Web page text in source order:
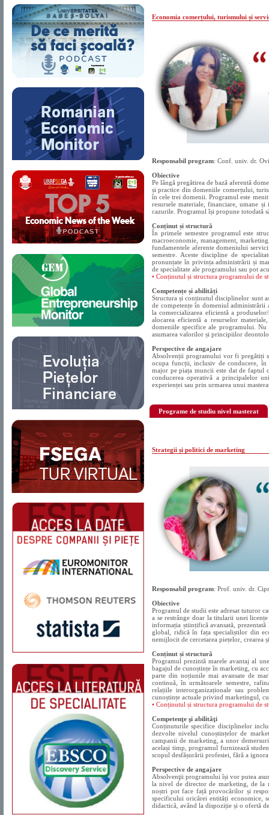
Economia comerțului, turismului și
Responsabil program: Conf. univ. dr.
Obiective
Pe lângă pregătirea de bază aferentă
și practice din domeniile comerțului,
în cele trei domenii. Programul este
resursele materiale, financiare, umane
cazurile. Programul își propune totodată
Conținut și structură
În primele semestre programul este
macroeconomie, management,
fundamentele aferente domeniului
semestre. Aceste discipline de
pronunțate în privința administrării și
de specialitate ale programului sau pot
• Conținutul și structura programului de
Competențe și abilități
Structura și conținutul disciplinelor sunt
de competențe în domeniul administrării
la comercializarea eficientă a
alocarea eficientă a resurselor
domeniile specifice ale programului.
asumarea valorilor și principiilor
Perspective de angajare
Absolvenții programului vor fi pregătiți
ocupa funcții, inclusiv de conducere,
major pe piața muncii este dat de faptul
conducerea operativă a principalelor
experienței sau prin urmarea unui
Programe de studiu nivel masterat
Strategii și politici de marketing
Responsabil program: Prof. univ. dr.
Obiective
Programul de studii este adresat tuturor
a se restrânge doar la titularii unei
informația științifică avansată,
global, ridică în fața specialiștilor din
nemijlocit de cercetarea piețelor, crearea
Conținut și structură
Programul prezintă marele avantaj al
bagajul de cunoștințe în marketing, cu
parte din noțiunile mai avansate de
continuă, în următoarele semestre,
relațiile interorganizaționale sau
cunoștințe actuale privind marketingul,
• Conținutul și structura programului de
Competenţe şi abilităţi
Conținuturile specifice disciplinelor
dezvolte nivelul cunoștințelor de
campanii de marketing, a unor
același timp, programul furnizează
scopul desfășurării profesiei, fără a
Perspective de angajare
Absolvenţii programului își vor putea
la nivel de director de marketing, de la
noștri pot face față provocărilor și
specificului oricărei entități economice,
didactică, având la dispoziție și o ofertă